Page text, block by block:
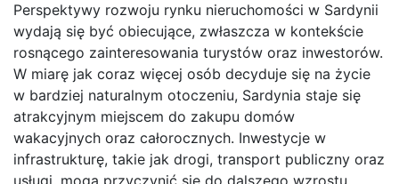
Perspektywy rozwoju rynku nieruchomości w Sardynii
wydają się być obiecujące, zwłaszcza w kontekście
rosnącego zainteresowania turystów oraz inwestorów.
W miarę jak coraz więcej osób decyduje się na życie
w bardziej naturalnym otoczeniu, Sardynia staje się
atrakcyjnym miejscem do zakupu domów
wakacyjnych oraz całorocznych. Inwestycje w
infrastrukturę, takie jak drogi, transport publiczny oraz